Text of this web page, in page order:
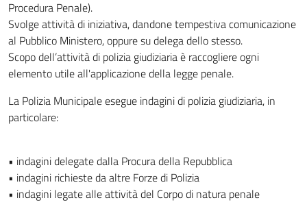
Procedura Penale).
Svolge attività di iniziativa, dandone tempestiva comunicazione
al Pubblico Ministero, oppure su delega dello stesso.
Scopo dell’attività di polizia giudiziaria è raccogliere ogni
elemento utile all'applicazione della legge penale.
La Polizia Municipale esegue indagini di polizia giudiziaria, in
particolare:
• indagini delegate dalla Procura della Repubblica
• indagini richieste da altre Forze di Polizia
• indagini legate alle attività del Corpo di natura penale